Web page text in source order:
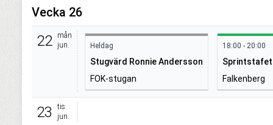
Vecka 26
22
mån
jun.
Heldag
Stugvärd Ronnie Andersson
FOK-stugan
18:00 - 20:00
Falkenberg
23
tis
jun.